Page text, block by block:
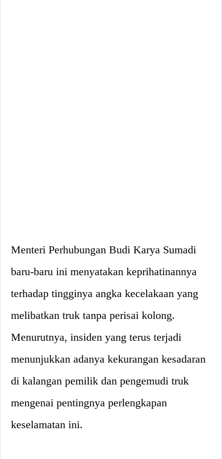
Menteri Perhubungan Budi Karya Sumadi
baru-baru ini menyatakan keprihatinannya
terhadap tingginya angka kecelakaan yang
melibatkan truk tanpa perisai kolong.
Menurutnya, insiden yang terus terjadi
menunjukkan adanya kekurangan kesadaran
di kalangan pemilik dan pengemudi truk
mengenai pentingnya perlengkapan
keselamatan ini.